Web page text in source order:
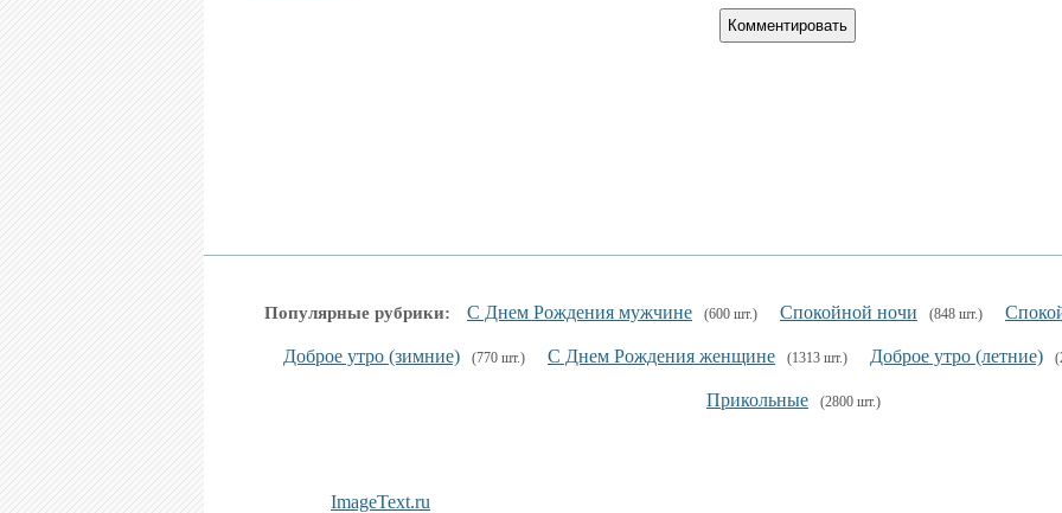
Популярные рубрики: С Днем Рождения мужчине (600 шт.) Спокойной ночи (848 шт.)
Доброе утро (зимние) (770 шт.) С Днем Рождения женщине (1313 шт.) Доброе утро (летние)
Прикольные (2800 шт.)
ImageText.ru